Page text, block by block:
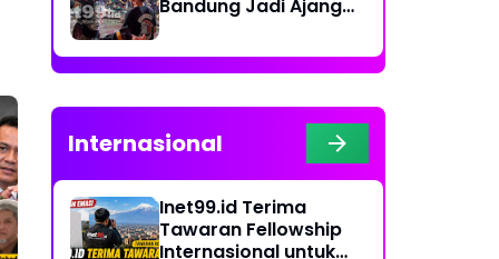
Bandung Jadi Ajang
Budaya Sunda
Internasional
Inet99.id Terima
Tawaran Fellowship
Internasional untuk